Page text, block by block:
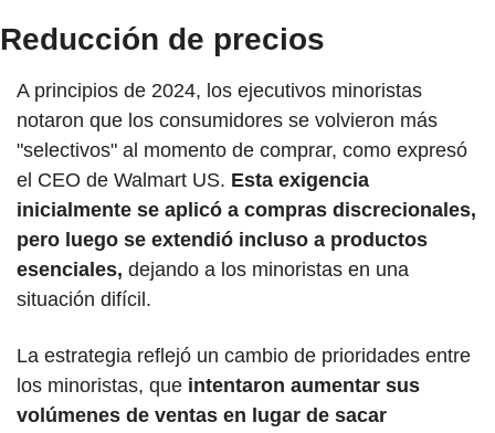
Reducción de precios
A principios de 2024, los ejecutivos minoristas
notaron que los consumidores se volvieron más
"selectivos" al momento de comprar, como expresó
el CEO de Walmart US. Esta exigencia
inicialmente se aplicó a compras discrecionales,
pero luego se extendió incluso a productos
esenciales, dejando a los minoristas en una
situación difícil.
La estrategia reflejó un cambio de prioridades entre
los minoristas, que intentaron aumentar sus
volúmenes de ventas en lugar de sacar